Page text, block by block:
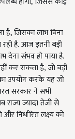
है,जिसका लाभ बिना
है. आज इतनी बड़ी
देना संभव हो पाया है.
कर सकता है,जो बड़ी
उपयोग करके यह जो
सरकार ने सभी
राज्य ज्यादा तेजी से
निर्धारित लक्ष्य को